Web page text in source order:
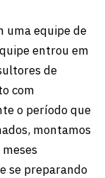
uma equipe de
entrou em
de
com
o período que
montamos
se preparando